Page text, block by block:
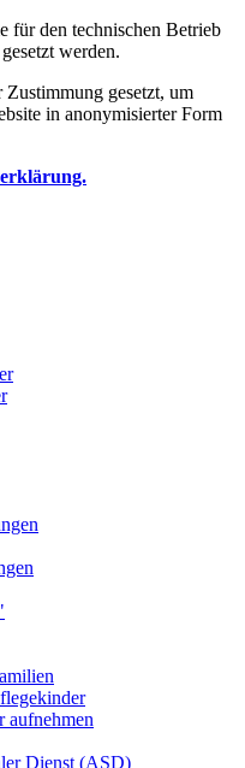
für den technischen Betrieb
werden.
gesetzt, um
in anonymisierter Form
aufnehmen
Dienst (ASD)